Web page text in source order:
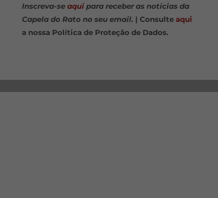
Inscreva-se aquipara receber as notícias da
Capela do Rato no seu email. | Consulte aqui
a nossa Política de Proteção de Dados.